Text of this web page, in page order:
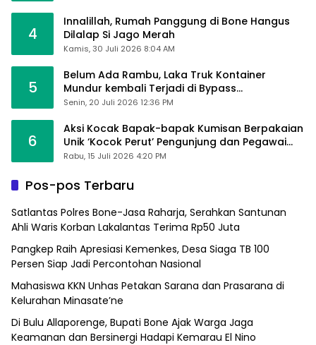
4
Innalillah, Rumah Panggung di Bone Hangus
Dilalap Si Jago Merah
Kamis, 30 Juli 2026 8:04 AM
5
Belum Ada Rambu, Laka Truk Kontainer
Mundur kembali Terjadi di Bypass
Sumpallabbu
Senin, 20 Juli 2026 12:36 PM
6
Aksi Kocak Bapak-bapak Kumisan Berpakaian
Unik ‘Kocok Perut’ Pengunjung dan Pegawai
Alfamart, Ngaku Aktifkan Layar Sentuh Atm
Rabu, 15 Juli 2026 4:20 PM
Pos-pos Terbaru
Satlantas Polres Bone-Jasa Raharja, Serahkan Santunan
Ahli Waris Korban Lakalantas Terima Rp50 Juta
Pangkep Raih Apresiasi Kemenkes, Desa Siaga TB 100
Persen Siap Jadi Percontohan Nasional
Mahasiswa KKN Unhas Petakan Sarana dan Prasarana di
Kelurahan Minasate’ne
Di Bulu Allaporenge, Bupati Bone Ajak Warga Jaga
Keamanan dan Bersinergi Hadapi Kemarau El Nino